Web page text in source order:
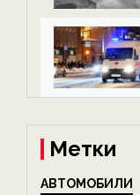
Метки
АВТОМОБИЛИ